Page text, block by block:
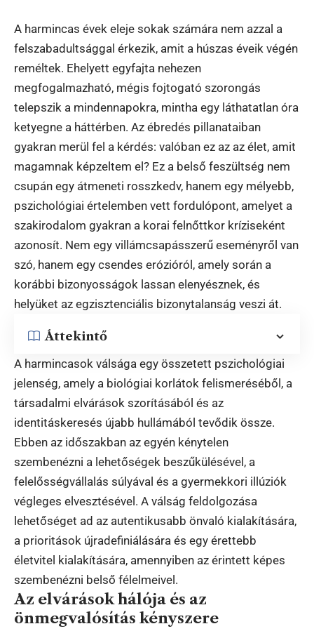
A harmincas évek eleje sokak számára nem azzal a
felszabadultsággal érkezik, amit a húszas éveik végén
reméltek. Ehelyett egyfajta nehezen
megfogalmazható, mégis fojtogató szorongás
telepszik a mindennapokra, mintha egy láthatatlan óra
ketyegne a háttérben. Az ébredés pillanataiban
gyakran merül fel a kérdés: valóban ez az az élet, amit
magamnak képzeltem el? Ez a belső feszültség nem
csupán egy átmeneti rosszkedv, hanem egy mélyebb,
pszichológiai értelemben vett fordulópont, amelyet a
szakirodalom gyakran a korai felnőttkor kríziseként
azonosít. Nem egy villámcsapásszerű eseményről van
szó, hanem egy csendes erózióról, amely során a
korábbi bizonyosságok lassan elenyésznek, és
helyüket az egzisztenciális bizonytalanság veszi át.
Áttekintő
A harmincasok válsága egy összetett pszichológiai
jelenség, amely a biológiai korlátok felismeréséből, a
társadalmi elvárások szorításából és az
identitáskeresés újabb hullámából tevődik össze.
Ebben az időszakban az egyén kénytelen
szembenézni a lehetőségek beszűkülésével, a
felelősségvállalás súlyával és a gyermekkori illúziók
végleges elvesztésével. A válság feldolgozása
lehetőséget ad az autentikusabb önvaló kialakítására,
a prioritások újradefiniálására és egy érettebb
életvitel kialakítására, amennyiben az érintett képes
szembenézni belső félelmeivel.
Az elvárások hálója és az
önmegvalósítás kényszere